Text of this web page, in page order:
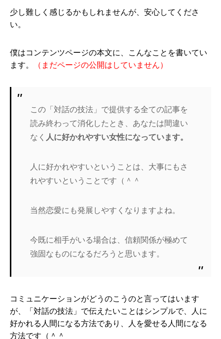
少し難しく感じるかもしれませんが、安心してくださ
い。
僕はコンテンツページの本文に、こんなことを書いてい
ます。
（まだページの公開はしていません）
この「対話の技法」で提供する全ての記事を
読み終わって消化したとき、あなたは間違い
なく 人に好かれやすい女性になっています。
人に好かれやすいということは、大事にもさ
れやすいということです（＾＾
当然恋愛にも発展しやすくなりますよね。
今既に相手がいる場合は、信頼関係が極めて
強固なものになるだろうと思います。
コミュニケーションがどうのこうのと言ってはいます
が、「対話の技法」で伝えたいことはシンプルで、人に
好かれる人間になる方法であり、人を愛せる人間になる
方法です（＾＾